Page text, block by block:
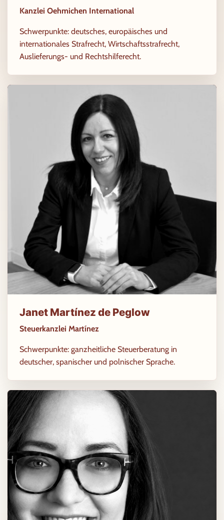
Kanzlei Oehmichen International
Schwerpunkte: deutsches, europäisches und
internationales Strafrecht, Wirtschaftsstrafrecht,
Auslieferungs- und Rechtshilferecht.
Janet Martínez de Peglow
Steuerkanzlei Martínez
Schwerpunkte: ganzheitliche Steuerberatung in
deutscher, spanischer und polnischer Sprache.